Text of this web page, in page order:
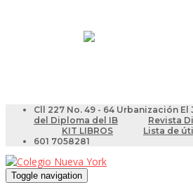
Cll 227 No. 49 - 64 Urbanización El
del Diploma del IB
Revista
KIT LIBROS
Lista de
601 7058281
Toggle navigation